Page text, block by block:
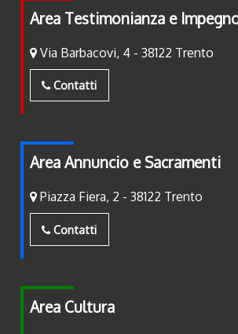
Area Testimonianza e
Via Barbacovi, 4 - 38122 Trento
Contatti
Area Annuncio e Sacramenti
Piazza Fiera, 2 - 38122 Trento
Contatti
Area Cultura